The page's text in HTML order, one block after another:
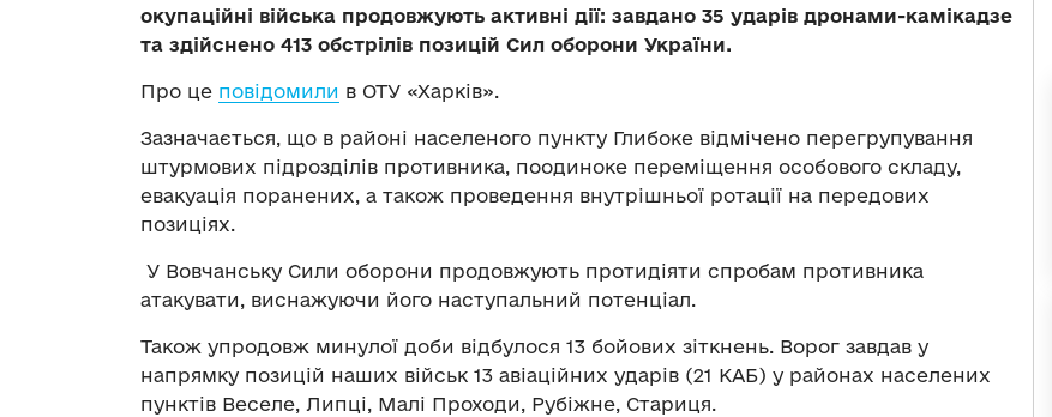
окупаційні війська продовжують активні дії: завдано 35 ударів дронами-камікадзе
та здійснено 413 обстрілів позицій Сил оборони України.
Про це повідомили в ОТУ «Харків».
Зазначається, що в районі населеного пункту Глибоке відмічено перегрупування
штурмових підрозділів противника, поодиноке переміщення особового складу,
евакуація поранених, а також проведення внутрішньої ротації на передових
позиціях.
У Вовчанську Сили оборони продовжують протидіяти спробам противника
атакувати, виснажуючи його наступальний потенціал.
Також упродовж минулої доби відбулося 13 бойових зіткнень. Ворог завдав у
напрямку позицій наших військ 13 авіаційних ударів (21 КАБ) у районах населених
пунктів Веселе, Липці, Малі Проходи, Рубіжне, Стариця.